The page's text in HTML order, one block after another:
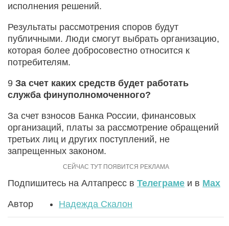
исполнения решений.
Результаты рассмотрения споров будут
публичными. Люди смогут выбрать организацию,
которая более добросовестно относится к
потребителям.
9 За счет каких средств будет работать
служба финуполномоченного?
За счет взносов Банка России, финансовых
организаций, платы за рассмотрение обращений
третьих лиц и других поступлений, не
запрещенных законом.
Подпишитесь на Алтапресс в Телеграме и в Max
Автор Надежда Скалон